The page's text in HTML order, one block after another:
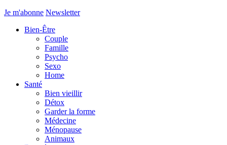
Je m'abonne Newsletter
Bien-Être
Couple
Famille
Psycho
Sexo
Home
Santé
Bien vieillir
Détox
Garder la forme
Médecine
Ménopause
Animaux